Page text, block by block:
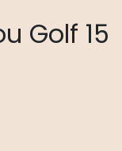
Golf 15